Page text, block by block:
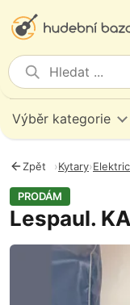
Výběr kategorie
Zpět ›Kytary›
PRODÁM
Lespaul.
Fotografie